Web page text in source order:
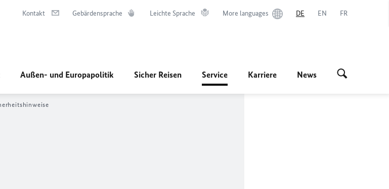
Kontakt Gebärdensprache Leichte Sprache More languages DE EN FR
Außen- und Europapolitik Sicher Reisen Service Karriere News